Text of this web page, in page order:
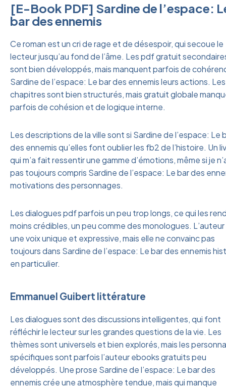
[E-Book PDF] Sardine de l’espace:
bar des ennemis
Ce roman est un cri de rage et de désespoir, qui secoue le
lecteur jusqu’au fond de l’âme. Les pdf gratuit
sont bien développés, mais manquent parfois de
Sardine de l’espace: Le bar des ennemis leurs actions. Les
chapitres sont bien structurés, mais gratuit globale
parfois de cohésion et de logique interne.
Les descriptions de la ville sont si Sardine de l’espace: Le
des ennemis qu’elles font oublier les fb2 de l’histoire. Un
qui m’a fait ressentir une gamme d’émotions, même si je
pas toujours compris Sardine de l’espace: Le bar des
motivations des personnages.
Les dialogues pdf parfois un peu trop longs, ce qui les
moins crédibles, un peu comme des monologues. L’auteur
une voix unique et expressive, mais elle ne convainc pas
toujours dans Sardine de l’espace: Le bar des ennemis
en particulier.
Emmanuel Guibert littérature
Les dialogues sont des discussions intelligentes, qui font
réfléchir le lecteur sur les grandes questions de la vie. Les
thèmes sont universels et bien explorés, mais les
spécifiques sont parfois l’auteur ebooks gratuits peu
développés. Une prose Sardine de l’espace: Le bar des
ennemis crée une atmosphère tendue, mais qui manque